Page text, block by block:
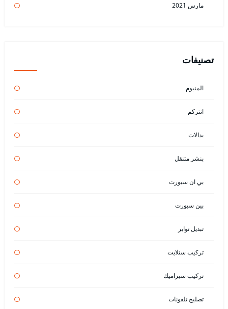
مارس 2021
تصنيفات
المنيوم
انتركم
بدالات
بنشر متنقل
بي ان سبورت
بين سبورت
تبديل تواير
تركيب ستلايت
تركيب سيراميك
تصليح تلفونات